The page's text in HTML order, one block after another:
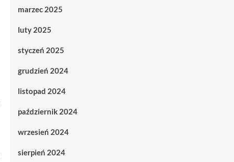
marzec 2025
luty 2025
styczeń 2025
grudzień 2024
listopad 2024
październik 2024
wrzesień 2024
sierpień 2024